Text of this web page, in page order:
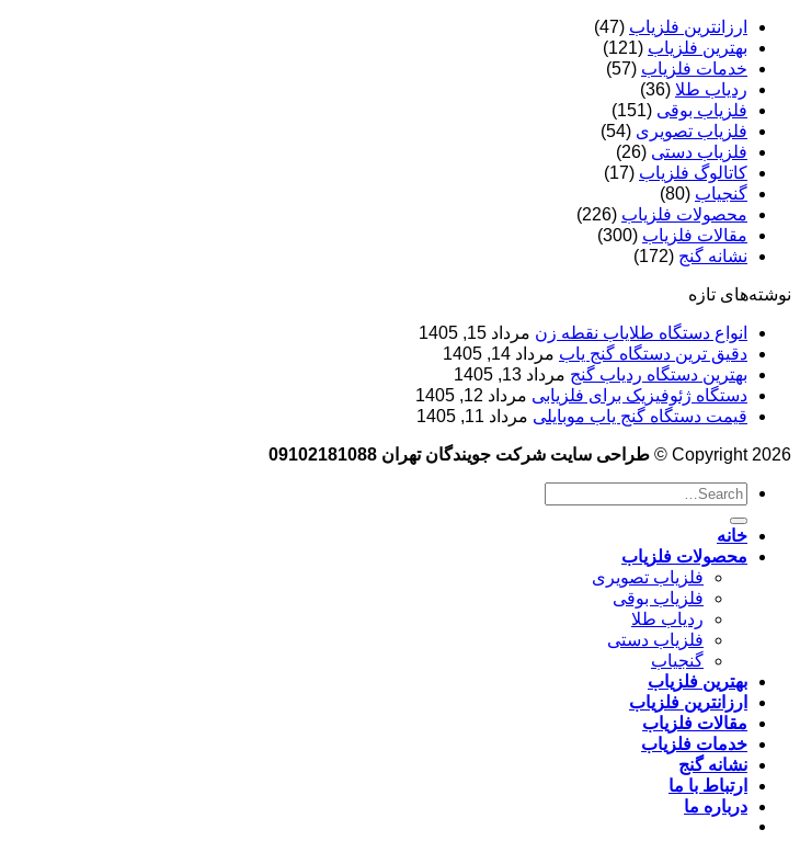
ارزانترین فلزیاب (47)
بهترین فلزیاب (121)
خدمات فلزیاب (57)
ردیاب طلا (36)
فلزیاب بوقی (151)
فلزیاب تصویری (54)
فلزیاب دستی (26)
کاتالوگ فلزیاب (17)
گنجیاب (80)
محصولات فلزیاب (226)
مقالات فلزیاب (300)
نشانه گنج (172)
نوشته‌های تازه
انواع دستگاه طلایاب نقطه زن مرداد 15, 1405
دقیق ترین دستگاه گنج یاب مرداد 14, 1405
بهترین دستگاه ردیاب گنج مرداد 13, 1405
دستگاه ژئوفیزیک برای فلزیابی مرداد 12, 1405
قیمت دستگاه گنج یاب موبایلی مرداد 11, 1405
Copyright 2026 © طراحی سایت شرکت جویندگان تهران 09102181088
خانه
محصولات فلزیاب
فلزیاب تصویری
فلزیاب بوقی
ردیاب طلا
فلزیاب دستی
گنجیاب
بهترین فلزیاب
ارزانترین فلزیاب
مقالات فلزیاب
خدمات فلزیاب
نشانه گنج
ارتباط با ما
درباره ما